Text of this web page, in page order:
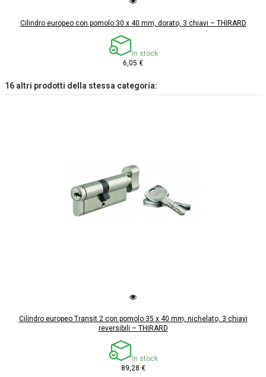
Cilindro europeo con pomolo 30 x 40 mm, dorato, 3 chiavi – THIRARD
In stock
6,05 €
16 altri prodotti della stessa categoria:
Cilindro europeo Transit 2 con pomolo 35 x 40 mm, nichelato, 3 chiavi
reversibili – THIRARD
In stock
89,28 €